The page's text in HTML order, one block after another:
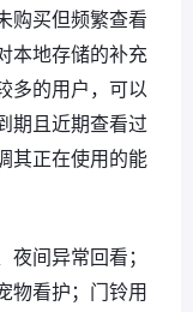
购买但频繁查看
本地存储的补充
多的用户，可以
期且近期查看过
其正在使用的能
间异常回看；
物看护；门铃用